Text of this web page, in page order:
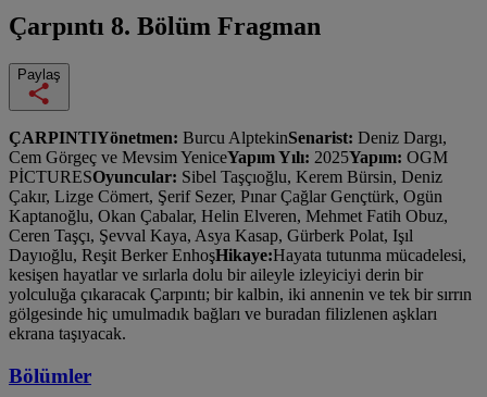
Çarpıntı 8. Bölüm Fragman
Paylaş
ÇARPINTIYönetmen: Burcu AlptekinSenarist: Deniz Dargı,
Cem Görgeç ve Mevsim YeniceYapım Yılı: 2025Yapım: OGM
PİCTURESOyuncular: Sibel Taşçıoğlu, Kerem Bürsin, Deniz
Çakır, Lizge Cömert, Şerif Sezer, Pınar Çağlar Gençtürk, Ogün
Kaptanoğlu, Okan Çabalar, Helin Elveren, Mehmet Fatih Obuz,
Ceren Taşçı, Şevval Kaya, Asya Kasap, Gürberk Polat, Işıl
Dayıoğlu, Reşit Berker EnhoşHikaye:Hayata tutunma mücadelesi,
kesişen hayatlar ve sırlarla dolu bir aileyle izleyiciyi derin bir
yolculuğa çıkaracak Çarpıntı; bir kalbin, iki annenin ve tek bir sırrın
gölgesinde hiç umulmadık bağları ve buradan filizlenen aşkları
ekrana taşıyacak.
Bölümler